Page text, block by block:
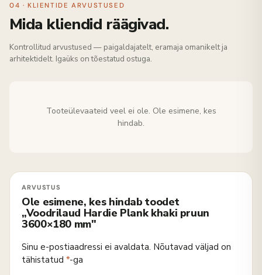
04 · KLIENTIDE ARVUSTUSED
Mida kliendid räägivad.
Kontrollitud arvustused — paigaldajatelt, eramaja omanikelt ja
arhitektidelt. Igaüks on tõestatud ostuga.
Tooteülevaateid veel ei ole. Ole esimene, kes
hindab.
Ole esimene, kes hindab toodet
„Voodrilaud Hardie Plank khaki pruun
3600×180 mm"
Sinu e-postiaadressi ei avaldata. Nõutavad väljad on
tähistatud *-ga